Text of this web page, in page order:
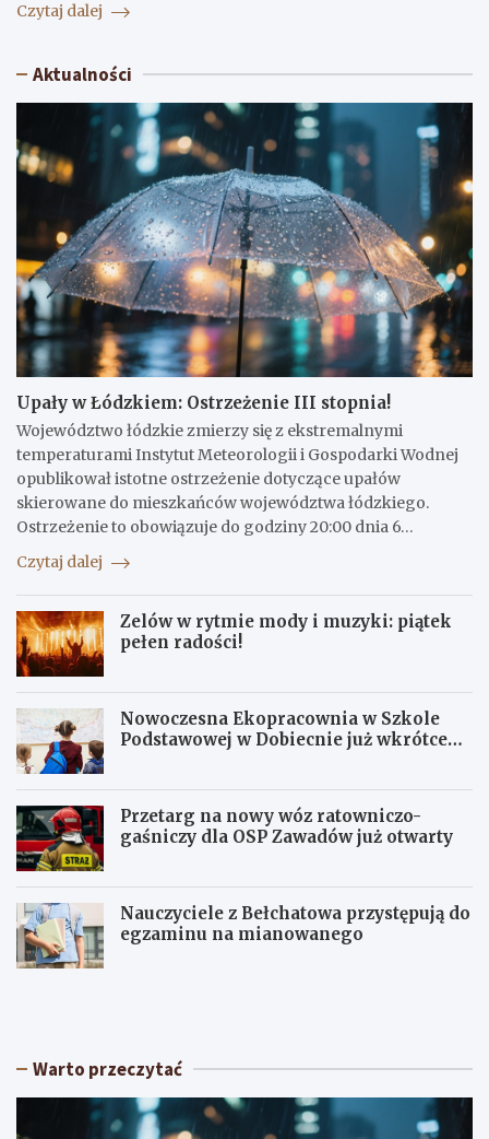
Czytaj dalej
Aktualności
Upały w Łódzkiem: Ostrzeżenie III stopnia!
Województwo łódzkie zmierzy się z ekstremalnymi
temperaturami Instytut Meteorologii i Gospodarki Wodnej
opublikował istotne ostrzeżenie dotyczące upałów
skierowane do mieszkańców województwa łódzkiego.
Ostrzeżenie to obowiązuje do godziny 20:00 dnia 6…
Czytaj dalej
Zelów w rytmie mody i muzyki: piątek
pełen radości!
Nowoczesna Ekopracownia w Szkole
Podstawowej w Dobiecnie już wkrótce
Przetarg na nowy wóz ratowniczo-
gaśniczy dla OSP Zawadów już otwarty
Nauczyciele z Bełchatowa przystępują do
egzaminu na mianowanego
U
w
d
Z
w
t
Warto przeczytać